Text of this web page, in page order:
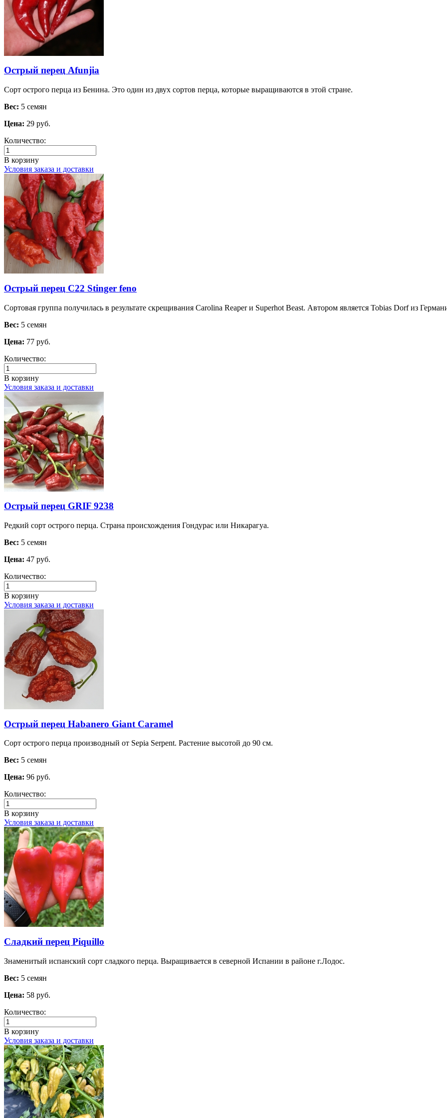
Острый перец Afunjia
Сорт острого перца из Бенина. Это один из двух сортов перца, которые выращиваются в этой стране.
Вес: 5 семян
Цена: 29 руб.
Количество:
В корзину
Условия заказа и доставки
Острый перец C22 Stinger feno
Сортовая группа получилась в результате скрещивания Carolina Reaper и Superhot Beast. Автором является Tobias Dorf из
Вес: 5 семян
Цена: 77 руб.
Количество:
В корзину
Условия заказа и доставки
Острый перец GRIF 9238
Редкий сорт острого перца. Страна происхождения Гондурас или Никарагуа.
Вес: 5 семян
Цена: 47 руб.
Количество:
В корзину
Условия заказа и доставки
Острый перец Habanero Giant Caramel
Сорт острого перца производный от Sepia Serpent. Растение высотой до 90 см.
Вес: 5 семян
Цена: 96 руб.
Количество:
В корзину
Условия заказа и доставки
Сладкий перец Piquillo
Знаменитый испанский сорт сладкого перца. Выращивается в северной Испании в районе г.Лодос.
Вес: 5 семян
Цена: 58 руб.
Количество:
В корзину
Условия заказа и доставки